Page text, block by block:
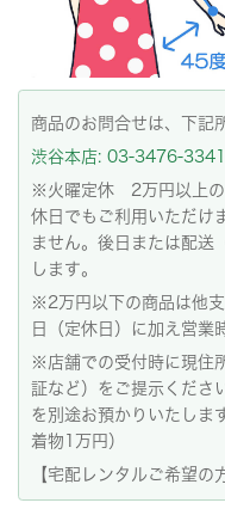
商品のお問合せは、下記
渋谷本店: 03-3476-3341
※火曜定休 2万円以上の
休日でもご利用いただけ
ません。後日または配送
します。
※2万円以下の商品は他
日（定休日）に加え営業
※店舗での受付時に現住
証など）をご提示くださ
を別途お預かりいたしま
着物1万円）
【宅配レンタルご希望の